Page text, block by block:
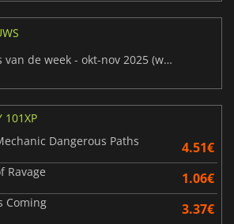
Niuwe Videogames van de week - okt-nov 2025 (week 44)
101XP
Dangerous Paths
4.51€
Ravage 1.06€
Coming 3.37€